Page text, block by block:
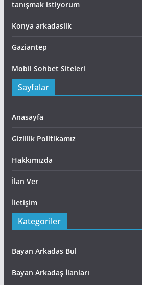
tanışmak istiyorum
Konya arkadaslik
Gaziantep
Mobil Sohbet Siteleri
Sayfalar
Anasayfa
Gizlilik Politikamız
Hakkımızda
İlan Ver
İletişim
Kategoriler
Bayan Arkadas Bul
Bayan Arkadaş İlanları